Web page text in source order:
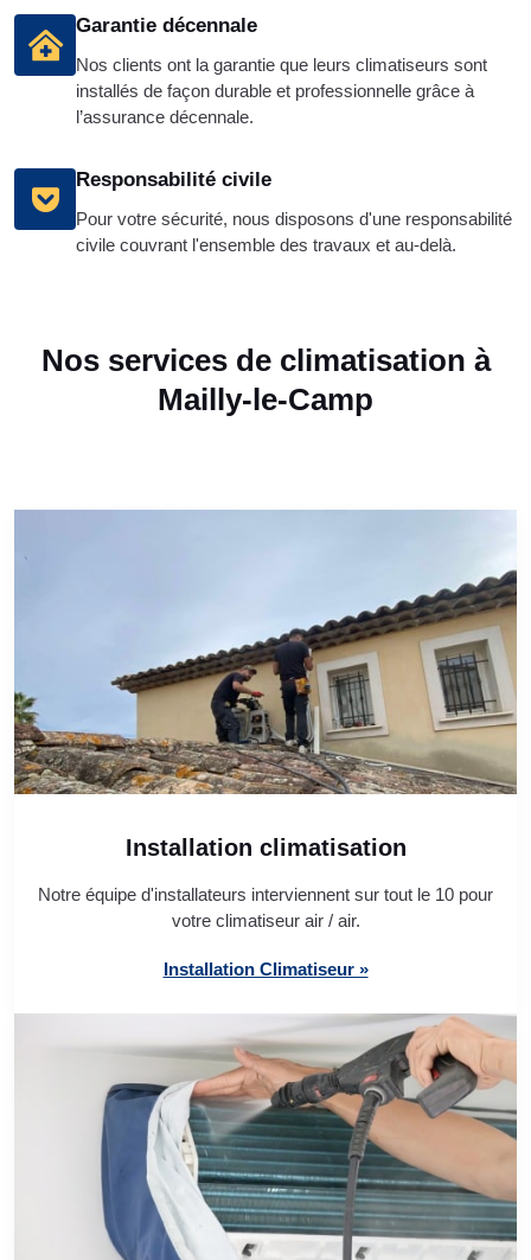
Garantie décennale
Nos clients ont la garantie que leurs climatiseurs sont
installés de façon durable et professionnelle grâce à
l’assurance décennale.
Responsabilité civile
Pour votre sécurité, nous disposons d'une responsabilité
civile couvrant l'ensemble des travaux et au-delà.
Nos services de climatisation à
Mailly-le-Camp
Installation climatisation
Notre équipe d'installateurs interviennent sur tout le 10 pour
votre climatiseur air / air.
Installation Climatiseur »